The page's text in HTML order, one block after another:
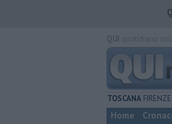
TOSCANA FIRENZE
Home